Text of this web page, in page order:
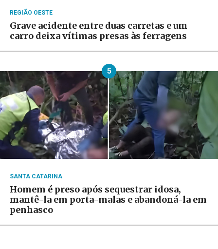
REGIÃO OESTE
Grave acidente entre duas carretas e um
carro deixa vítimas presas às ferragens
5
SANTA CATARINA
Homem é preso após sequestrar idosa,
mantê-la em porta-malas e abandoná-la em
penhasco